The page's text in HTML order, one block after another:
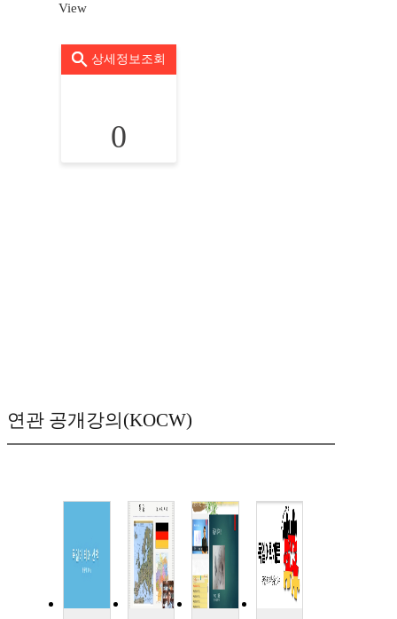
View
상세정보조회
0
연관 공개강의(KOCW)